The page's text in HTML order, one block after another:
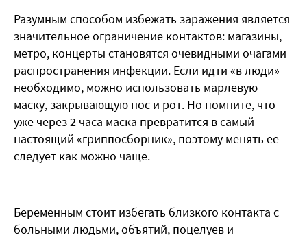
Разумным способом избежать заражения является
значительное ограничение контактов: магазины,
метро, концерты становятся очевидными очагами
распространения инфекции. Если идти «в люди»
необходимо, можно использовать марлевую
маску, закрывающую нос и рот. Но помните, что
уже через 2 часа маска превратится в самый
настоящий «гриппосборник», поэтому менять ее
следует как можно чаще.
Беременным стоит избегать близкого контакта с
больными людьми, объятий, поцелуев и